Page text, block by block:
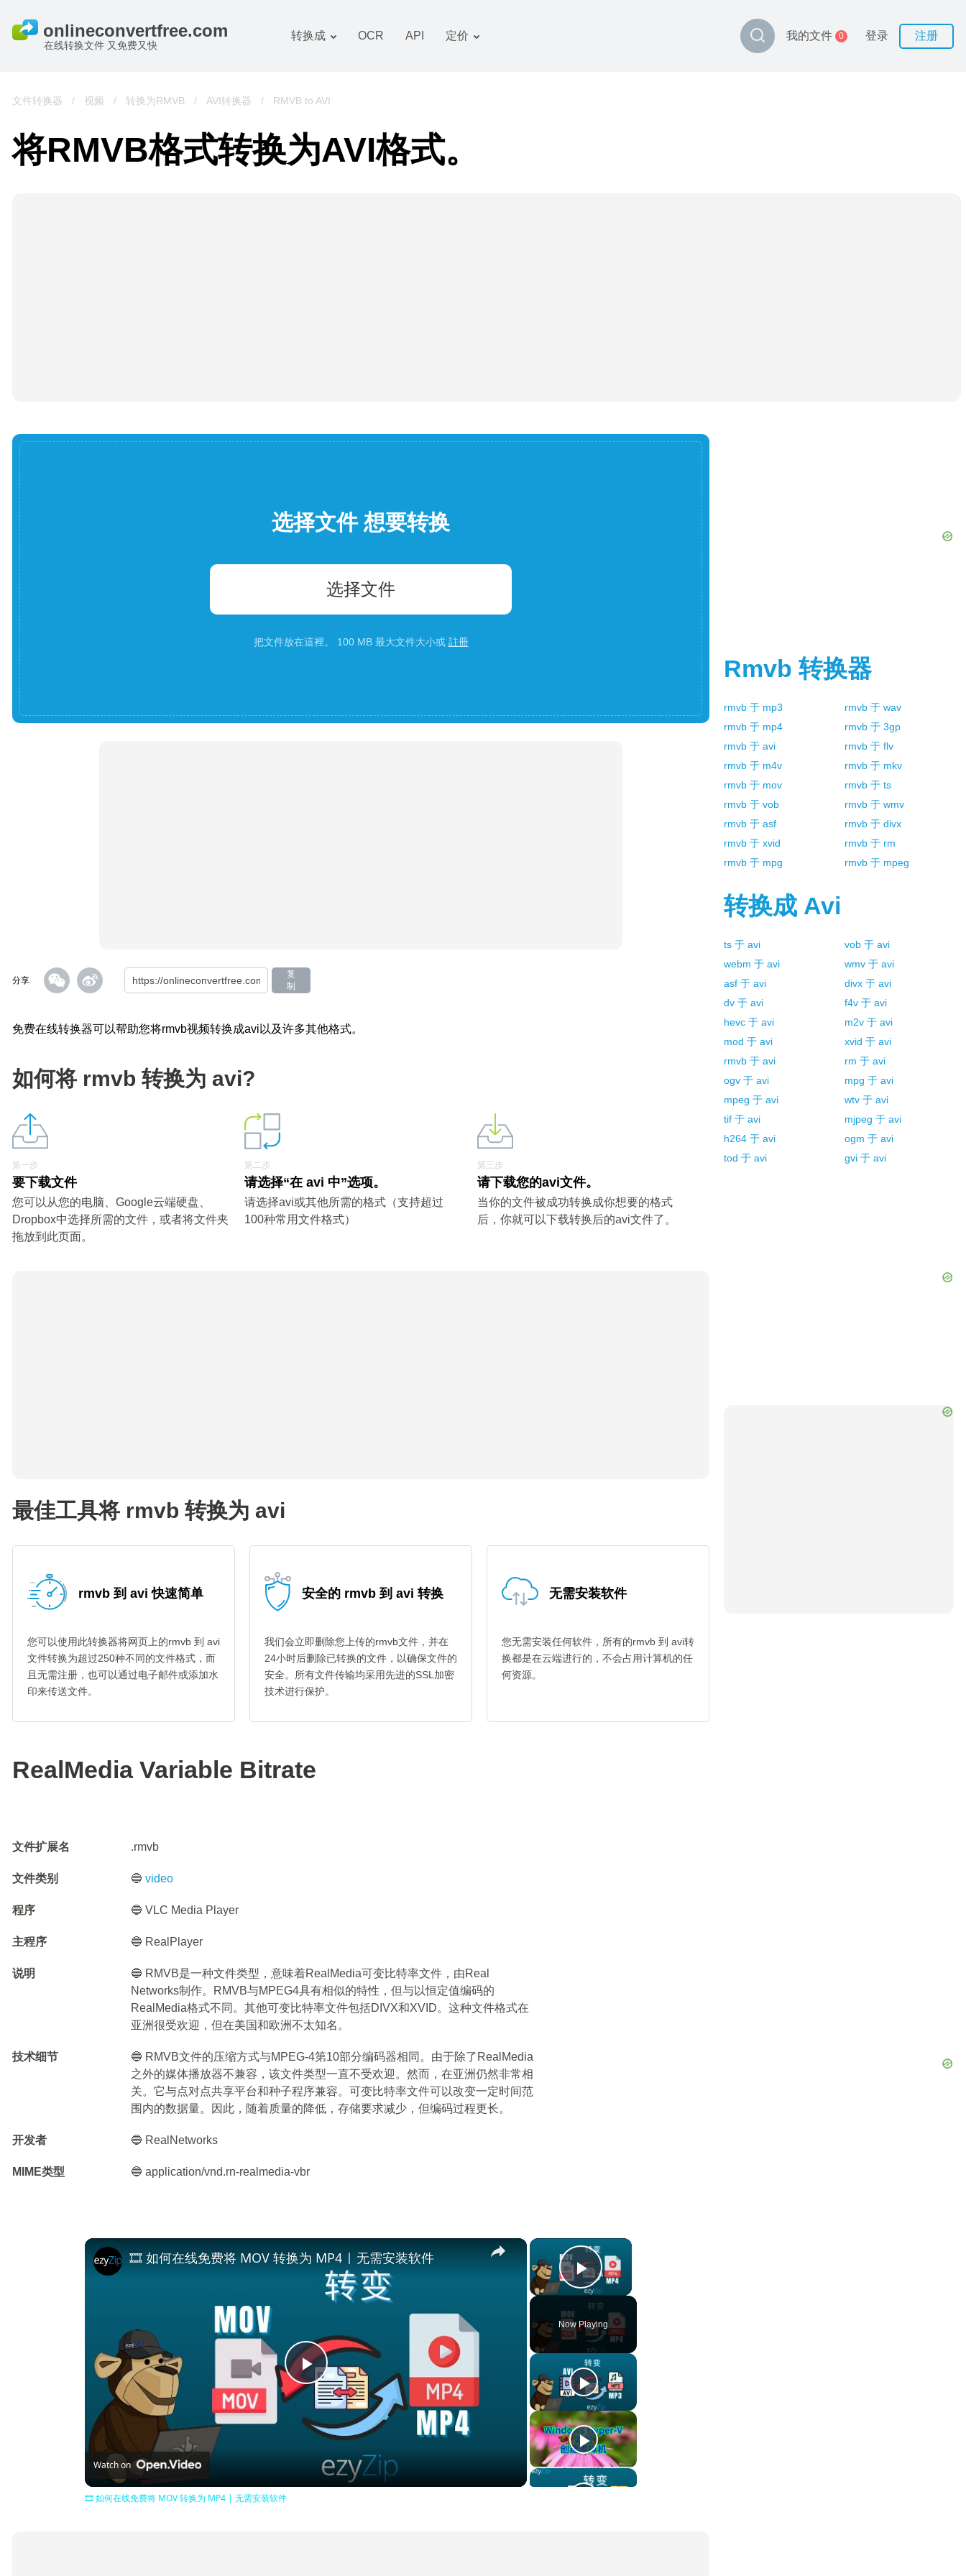
在线转换文件 又免费又快
转换成
图像 转换器
书籍 转换器
OCR API 定价 我的文件 0 登录 注册
文件转换器 / 视频 / 转换为RMVB / AVI转换器 / RMVB to AVI
将RMVB格式转换为AVI格式。
选择文件 想要转换
选择文件
把文件放在這裡。 100 MB 最大文件大小或 註冊
分享
复
制
免费在线转换器可以帮助您将rmvb视频转换成avi以及许多其他格式。
如何将 rmvb 转换为 avi?
第一步
要下载文件
您可以从您的电脑、Google云端硬盘、
Dropbox中选择所需的文件，或者将文件夹
拖放到此页面。
第二步
请选择“在 avi 中”选项。
请选择avi或其他所需的格式（支持超过
100种常用文件格式）
第三步
请下载您的avi文件。
当你的文件被成功转换成你想要的格式
后，你就可以下载转换后的avi文件了。
最佳工具将 rmvb 转换为 avi
rmvb 到 avi 快速简单
您可以使用此转换器将网页上的rmvb 到 avi
文件转换为超过250种不同的文件格式，而
且无需注册，也可以通过电子邮件或添加水
印来传送文件。
安全的 rmvb 到 avi 转换
我们会立即删除您上传的rmvb文件，并在
24小时后删除已转换的文件，以确保文件的
安全。所有文件传输均采用先进的SSL加密
技术进行保护。
无需安装软件
您无需安装任何软件，所有的rmvb 到 avi转
换都是在云端进行的，不会占用计算机的任
何资源。
RealMedia Variable Bitrate
文件扩展名 .rmvb
文件类别 🔵video
程序 🔵 VLC Media Player
主程序 🔵 RealPlayer
说明
🔵 RMVB是一种文件类型，意味着RealMedia可变比特率文件，由Real
Networks制作。RMVB与MPEG4具有相似的特性，但与以恒定值编码的
RealMedia格式不同。其他可变比特率文件包括DIVX和XVID。这种文件格式在
亚洲很受欢迎，但在美国和欧洲不太知名。
技术细节
🔵 RMVB文件的压缩方式与MPEG-4第10部分编码器相同。由于除了RealMedia
之外的媒体播放器不兼容，该文件类型一直不受欢迎。然而，在亚洲仍然非常相
关。它与点对点共享平台和种子程序兼容。可变比特率文件可以改变一定时间范
围内的数据量。因此，随着质量的降低，存储要求减少，但编码过程更长。
开发者 🔵 RealNetworks
MIME类型 🔵 application/vnd.rn-realmedia-vbr
×
Play Video
Now Playing
×
Play
Video
🎞️ 如何在线免费将 MOV 转换为 MP4 | 无需安装软件
Watch on
🎞️ 如何在线免费将 MOV 转换为 MP4 | 无需安装软件
Rmvb 转换器
rmvb 于 mp3 rmvb 于 wav
rmvb 于 mp4 rmvb 于 3gp
rmvb 于 avi rmvb 于 flv
rmvb 于 m4v rmvb 于 mkv
rmvb 于 mov rmvb 于 ts
rmvb 于 vob rmvb 于 wmv
rmvb 于 asf rmvb 于 divx
rmvb 于 xvid rmvb 于 rm
rmvb 于 mpg rmvb 于 mpeg
转换成 Avi
ts 于 avi vob 于 avi
webm 于 avi wmv 于 avi
asf 于 avi divx 于 avi
dv 于 avi f4v 于 avi
hevc 于 avi m2v 于 avi
mod 于 avi xvid 于 avi
rmvb 于 avi rm 于 avi
ogv 于 avi mpg 于 avi
mpeg 于 avi wtv 于 avi
tif 于 avi mjpeg 于 avi
h264 于 avi ogm 于 avi
tod 于 avi gvi 于 avi